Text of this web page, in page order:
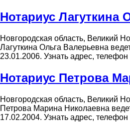
Нотариус Лагуткина
Новгородская область, Великий
Лагуткина Ольга Валерьевна
23.01.2006. Узнать адрес,
Нотариус Петрова
Новгородская область, Великий
Петрова Марина Николаевна
17.02.2004. Узнать адрес,